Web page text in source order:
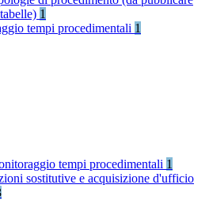
1
tempi procedimentali 1
tempi procedimentali 1
sostitutive e acquisizione d'ufficio